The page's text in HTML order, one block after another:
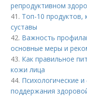
репродуктивном
41. Топ-10 продуктов,
суставы
42. Важность
основные меры и
43. Как правильное
кожи лица
44. Психологические
поддержания